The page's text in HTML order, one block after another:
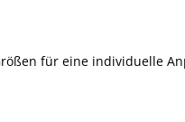
für eine individuelle